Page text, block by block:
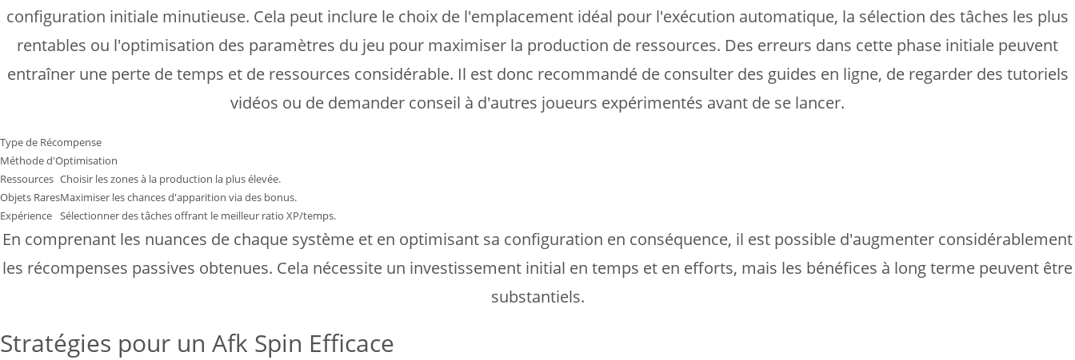
configuration initiale minutieuse. Cela peut inclure le choix de l'emplacement idéal pour l'exécution automatique, la sélection des tâches les plus
rentables ou l'optimisation des paramètres du jeu pour maximiser la production de ressources. Des erreurs dans cette phase initiale peuvent
entraîner une perte de temps et de ressources considérable. Il est donc recommandé de consulter des guides en ligne, de regarder des tutoriels
vidéos ou de demander conseil à d'autres joueurs expérimentés avant de se lancer.
Type de Récompense
Méthode d'Optimisation
Ressources Choisir les zones à la production la plus élevée.
Objets RaresMaximiser les chances d'apparition via des bonus.
Expérience Sélectionner des tâches offrant le meilleur ratio XP/temps.
En comprenant les nuances de chaque système et en optimisant sa configuration en conséquence, il est possible d'augmenter considérablement
les récompenses passives obtenues. Cela nécessite un investissement initial en temps et en efforts, mais les bénéfices à long terme peuvent être
substantiels.
Stratégies pour un Afk Spin Efficace